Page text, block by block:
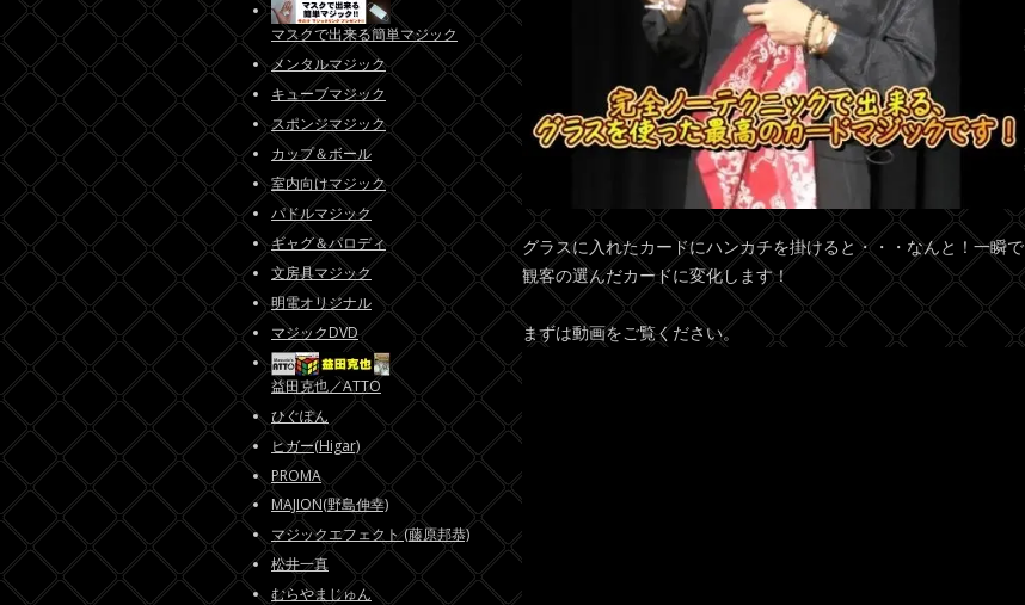
グラスに入れたカードにハンカチを掛けると・・・なんと！一瞬で
観客の選んだカードに変化します！
まずは動画をご覧ください。
マスクで出来る簡単マジック
メンタルマジック
キューブマジック
スポンジマジック
カップ＆ボール
室内向けマジック
パドルマジック
ギャグ＆パロディ
文房具マジック
明電オリジナル
マジックDVD
益田克也／ATTO
ひぐぽん
ヒガー(Higar)
PROMA
MAJION(野島伸幸)
マジックエフェクト (藤原邦恭)
松井一真
むらやまじゅん